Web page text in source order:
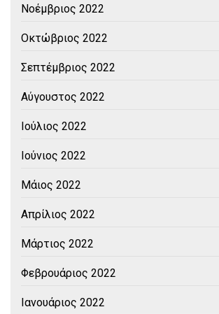
Νοέμβριος 2022
Οκτώβριος 2022
Σεπτέμβριος 2022
Αύγουστος 2022
Ιούλιος 2022
Ιούνιος 2022
Μάιος 2022
Απρίλιος 2022
Μάρτιος 2022
Φεβρουάριος 2022
Ιανουάριος 2022